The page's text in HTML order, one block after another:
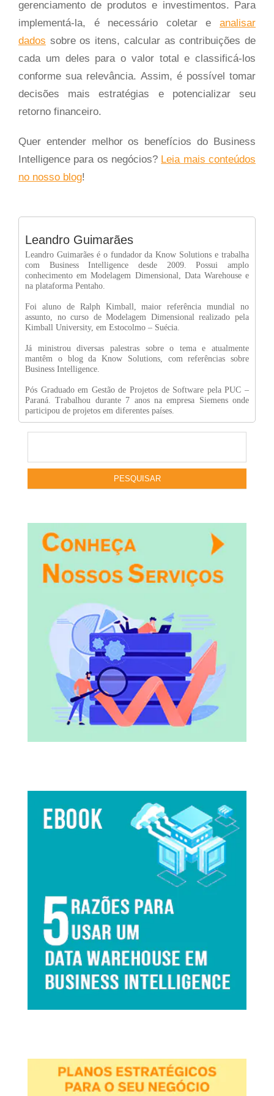
gerenciamento de produtos e investimentos. Para
implementá-la, é necessário coletar e analisar
dados sobre os itens, calcular as contribuições de
cada um deles para o valor total e classificá-los
conforme sua relevância. Assim, é possível tomar
decisões mais estratégias e potencializar seu
retorno financeiro.
Quer entender melhor os benefícios do Business
Intelligence para os negócios? Leia mais conteúdos
no nosso blog!
Leandro Guimarães
Leandro Guimarães é o fundador da Know Solutions e trabalha
com Business Intelligence desde 2009. Possui amplo
conhecimento em Modelagem Dimensional, Data Warehouse e
na plataforma Pentaho.
Foi aluno de Ralph Kimball, maior referência mundial no
assunto, no curso de Modelagem Dimensional realizado pela
Kimball University, em Estocolmo – Suécia.
Já ministrou diversas palestras sobre o tema e atualmente
mantêm o blog da Know Solutions, com referências sobre
Business Intelligence.
Pós Graduado em Gestão de Projetos de Software pela PUC –
Paraná. Trabalhou durante 7 anos na empresa Siemens onde
participou de projetos em diferentes países.